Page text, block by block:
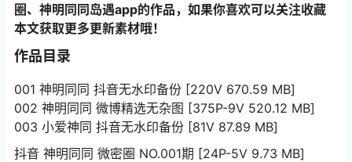
圈、神明同同岛遇app的作品，如果你喜欢可以关注收藏
本文获取更多更新素材哦！
作品目录
001 神明同同 抖音无水印备份 [220V 670.59 MB]
002 神明同同 微博精选无杂图 [375P-9V 520.12 MB]
003 小爱神同 抖音无水印备份 [81V 87.89 MB]
抖音 神明同同 微密圈 NO.001期 [24P-5V 9.73 MB]